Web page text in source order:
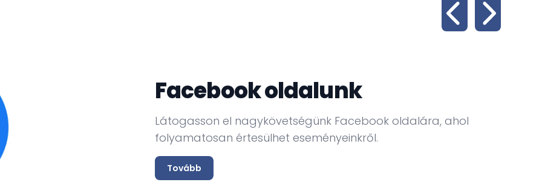
Facebook oldalunk
Látogasson el nagykövetségünk Facebook oldalára, ahol
folyamatosan értesülhet eseményeinkről.
Tovább